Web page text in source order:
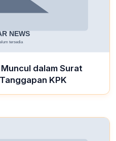
dalam Surat
KPK